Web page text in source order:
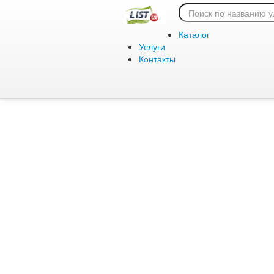
Каталог
Услуги
Контакты
Ошибка